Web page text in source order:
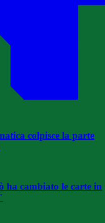
colpisce la parte
cambiato le carte in